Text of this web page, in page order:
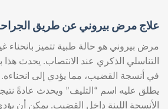
علاج مرض بيروني عن طريق
مرض بيروني هو حالة طبية تتميز بانحناء
التناسلي الذكري عند الانتصاب. يحدث
في أنسجة القضيب، مما يؤدي إلى انحناءه.
يطلق عليه اسم “التليف” ويحدث عادةً
الأنسجة اللينة داخل القضيب. يمكن أن